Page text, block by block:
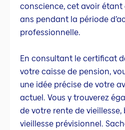
conscience, cet avoir
ans pendant la période
professionnelle.
En consultant le certificat
votre caisse de pension,
une idée précise de votre
actuel. Vous y trouverez
de votre rente de vieillesse,
vieillesse prévisionnel.